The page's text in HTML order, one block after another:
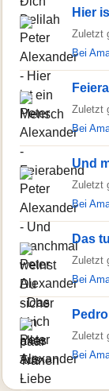
Hier
Zuletzt
Bei
Zuletzt
Bei
Und
Zuletzt
Bei
Das
Zuletzt
Bei
Zuletzt
Bei